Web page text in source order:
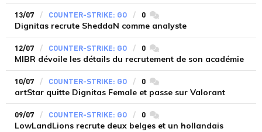
13/07 COUNTER-STRIKE: GO 0 commentaires
Dignitas recrute SheddaN comme analyste
12/07 COUNTER-STRIKE: GO 0 commentaires
MIBR dévoile les détails du recrutement de son académie
10/07 COUNTER-STRIKE: GO 0 commentaires
artStar quitte Dignitas Female et passe sur Valorant
09/07 COUNTER-STRIKE: GO 0 commentaires
LowLandLions recrute deux belges et un hollandais